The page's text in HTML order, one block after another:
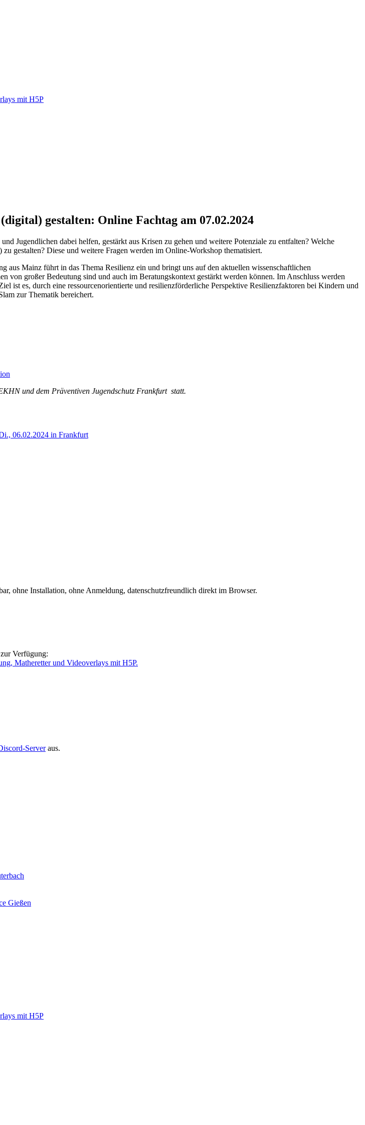
mit H5P
gestalten: Online Fachtag am 07.02.2024
Jugendlichen dabei helfen, gestärkt aus Krisen zu gehen und weitere Potenziale zu entfalten? Welche
gestalten? Diese und weitere Fragen werden im Online-Workshop thematisiert.
Mainz führt in das Thema Resilienz ein und bringt uns auf den aktuellen wissenschaftlichen
von großer Bedeutung sind und auch im Beratungskontext gestärkt werden können. Im Anschluss werden
ist es, durch eine ressourcenorientierte und resilienzförderliche Perspektive Resilienzfaktoren bei Kindern und
zur Thematik bereichert.
und dem Präventiven Jugendschutz Frankfurt statt.
06.02.2024 in Frankfurt
ohne Installation, ohne Anmeldung, datenschutzfreundlich direkt im Browser.
Verfügung:
Matheretter und Videoverlays mit H5P.
Serveraus.
Gießen
mit H5P